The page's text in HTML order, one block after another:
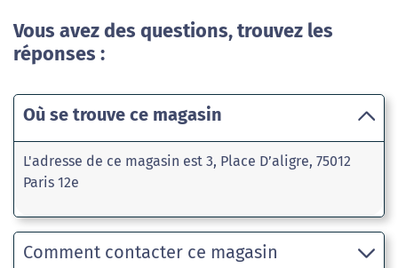
Vous avez des questions, trouvez les
réponses :
Où se trouve ce magasin
L'adresse de ce magasin est 3, Place D’aligre, 75012
Paris 12e
Comment contacter ce magasin